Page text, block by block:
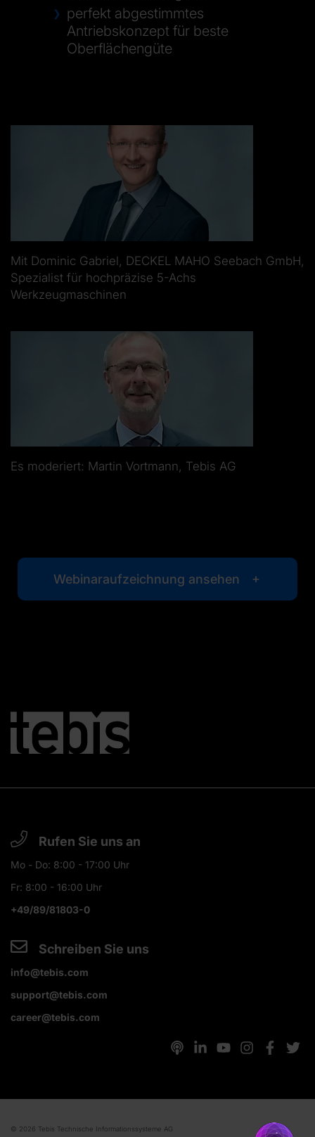
perfekt abgestimmtes
Antriebskonzept für beste
Oberflächengüte
Mit Dominic Gabriel, DECKEL MAHO Seebach GmbH,
Spezialist für hochpräzise 5-Achs
Werkzeugmaschinen
Es moderiert: Martin Vortmann, Tebis AG
Webinaraufzeichnung ansehen
Rufen Sie uns an
Mo - Do: 8:00 - 17:00 Uhr
Fr: 8:00 - 16:00 Uhr
+49/89/81803-0
Schreiben Sie uns
info@tebis.com
support@tebis.com
career@tebis.com
© 2026 Tebis Technische Informationssysteme AG